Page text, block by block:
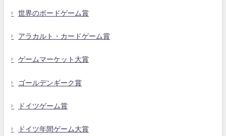
世界のボードゲーム賞
アラカルト・カードゲーム賞
ゲームマーケット大賞
ゴールデンギーク賞
ドイツゲーム賞
ドイツ年間ゲーム大賞